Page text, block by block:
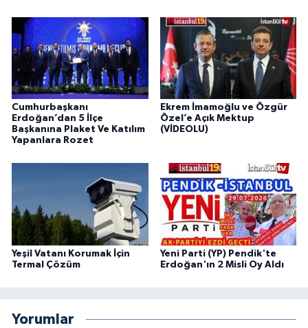
Cumhurbaşkanı
Erdoğan’dan 5 İlçe
Başkanına Plaket Ve Katılım
Yapanlara Rozet
Ekrem İmamoğlu ve Özgür
Özel’e Açık Mektup
(VİDEOLU)
Yeşil Vatanı Korumak İçin
Termal Çözüm
Yeni Parti (YP) Pendik'te
Erdoğan'ın 2 Misli Oy Aldı
Yorumlar